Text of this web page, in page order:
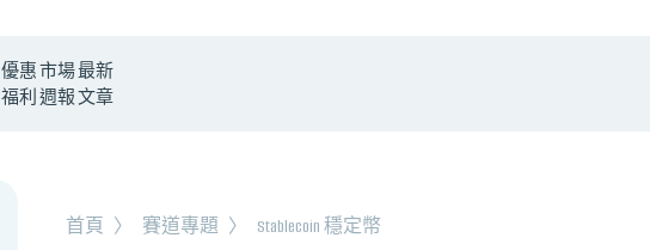
優惠
福利
市場
週報
最新
文章
首頁 〉 賽道專題 〉 Stablecoin 穩定幣